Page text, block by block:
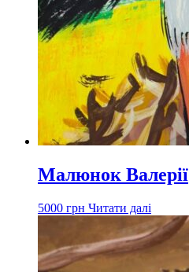
Малюнок Валерії
5000 грн Читати далі